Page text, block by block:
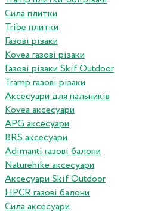
Сила плитки
Tribe плитки
Газові різаки
Kovea газові різаки
Газові різаки Skif Outdoor
Tramp газові різаки
Аксесуари для пальників
Kovea аксесуари
APG аксесуари
BRS аксесуари
Adimanti газові балони
Naturehike аксесуари
Аксесуари Skif Outdoor
HPCR газові балони
Сила аксесуари